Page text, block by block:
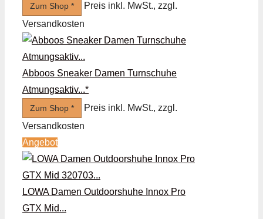
Zum Shop *
Preis inkl. MwSt., zzgl.
Versandkosten
Abboos Sneaker Damen Turnschuhe
Atmungsaktiv...*
Zum Shop *
Preis inkl. MwSt., zzgl.
Versandkosten
Angebot
LOWA Damen Outdoorshuhe Innox Pro
GTX Mid...